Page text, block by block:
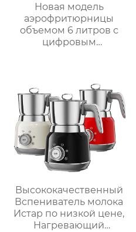
Новая модель
аэрофритюрницы
объемом 6 литров с
цифровым
Электрическая
интеллектуальная
воздушная
фритюрница
Хрустящий Готовит
без масла
Высококачественный
Вспениватель молока
Истар по низкой цене,
Нагревающий